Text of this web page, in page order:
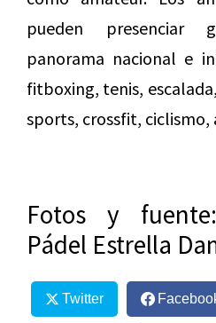
pueden presenciar
panorama nacional e
fitboxing, tenis,
sports, crossfit,
Fotos y
Pádel Estrella
Twitter